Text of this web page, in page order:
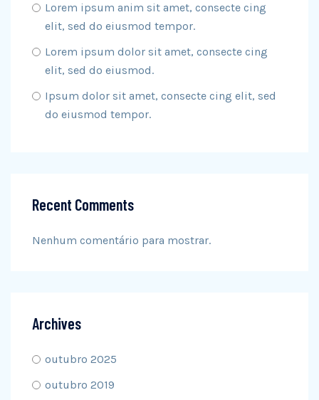
Lorem ipsum anim sit amet, consecte cing
elit, sed do eiusmod tempor.
Lorem ipsum dolor sit amet, consecte cing
elit, sed do eiusmod.
Ipsum dolor sit amet, consecte cing elit, sed
do eiusmod tempor.
Recent Comments
Nenhum comentário para mostrar.
Archives
outubro 2025
outubro 2019